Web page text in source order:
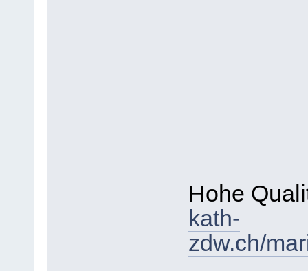
Hohe
kath-
zdw.ch/